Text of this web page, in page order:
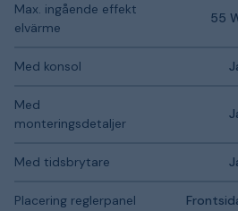
Max. ingående effekt
elvärme
55
Med konsol
Med
monteringsdetaljer
Med tidsbrytare
Placering reglerpanel